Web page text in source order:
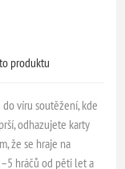
produktu
do víru soutěžení, kde
odhazujete karty
že se hraje na
hráčů od pěti let a